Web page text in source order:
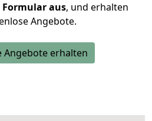
Formular aus, und erhalten
Angebote.
Angebote erhalten